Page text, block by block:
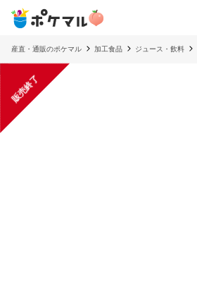
産直・通販のポケマル 加工食品 ジュース・飲料
販売終了